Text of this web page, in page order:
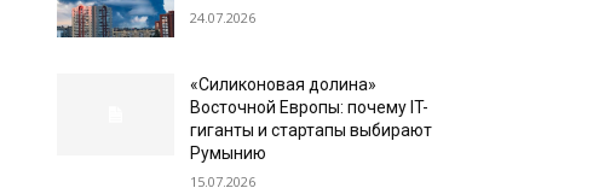
24.07.2026
«Силиконовая долина»
Восточной Европы: почему IT-
гиганты и стартапы выбирают
Румынию
15.07.2026